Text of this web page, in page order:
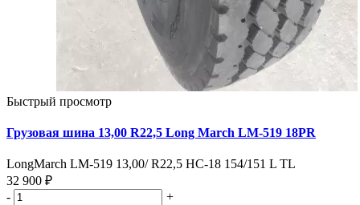
Быстрый просмотр
Грузовая шина 13,00 R22,5 Long March LM-519 18PR
LongMarch LM-519 13,00/ R22,5 HC-18 154/151 L TL
32 900 ₽
-
+